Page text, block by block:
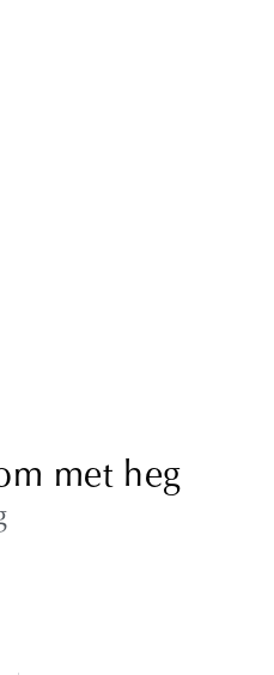
met heg